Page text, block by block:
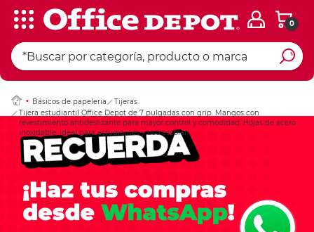
0
Básicos de papeleria
Tijeras
Tijera estudiantil Office Depot de 7 pulgadas con grip. Mangos con
revestimiento antideslizante para mayor control y comodidad. Hojas de acero
inoxidable. Ideal para estudiantes y uso escolar.
Ingresar Codigo